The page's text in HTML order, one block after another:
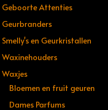
Geboorte Attenties
Geurbranders
Smelly's en Geurkristallen
Waxinehouders
Waxjes
Bloemen en fruit geuren
Dames Parfums